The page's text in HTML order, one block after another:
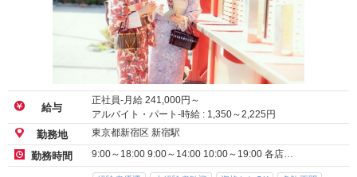
給与
正社員-月給 241,000円～
アルバイト・パート-時給 : 1,350～2,225 円
勤務地 東京都新宿区 新宿駅
勤務時間 9:00～18:00 9:00～14:00 10:00～19:00 各店…